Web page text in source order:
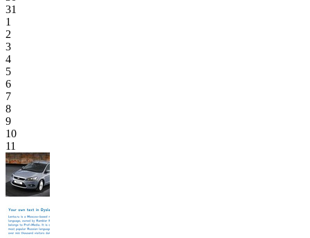
31
1
2
3
4
5
6
7
8
9
10
11